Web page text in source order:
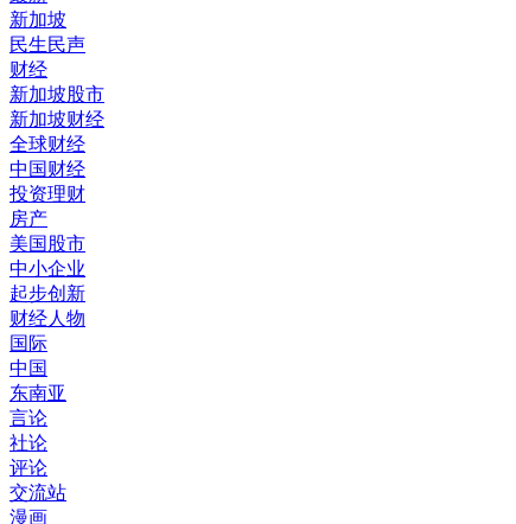
新加坡
民生民声
财经
新加坡股市
新加坡财经
全球财经
中国财经
投资理财
房产
美国股市
中小企业
起步创新
财经人物
国际
中国
东南亚
言论
社论
评论
交流站
漫画